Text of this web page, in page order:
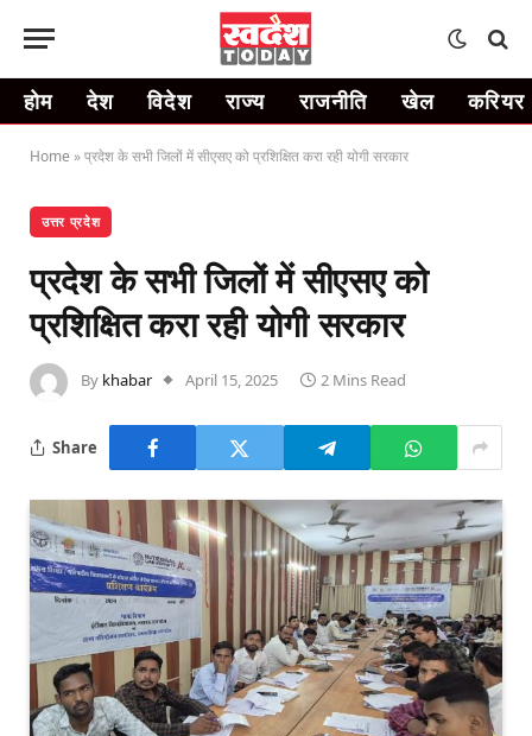
होम देश विदेश राज्य राजनीति खेल करियर
Home »प्रदेश के सभी जिलों में सीएसए को प्रशिक्षित करा रही योगी सरकार
उत्तर प्रदेश
प्रदेश के सभी जिलों में सीएसए को
प्रशिक्षित करा रही योगी सरकार
By khabar April 15, 2025 2 Mins Read
Share